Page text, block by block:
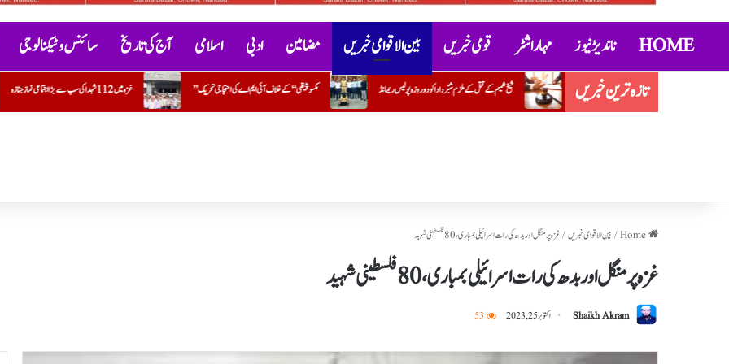
HOME ناندیڑ نیوز مہاراشٹر قومی خبریں بین الاقوامی خبریں مضامین ادبی اسلامی آج کی تاریخ سائنس و ٹیکنالوجی
تازہ ترین خبریں پیغامِ رحمتِ عالمﷺ اور نسوانی جنین کشی: غزہ میں 112 شہدا کی سب سے بڑا اجتماعی نماز جنازہ ’’مکسوپیتھی‘‘ کے خلاف آئی ایم اے کی احتجاجی تحریک شیخ شمیم کے قتل کے ملزم شبّر دادا کو دو روزہ پولیس ریمانڈ
/ بین الاقوامی خبریں/ غزہ پرمنگل اور بدھ کی رات اسرائیلی بمباری، 80 فلسطینی شہید
غزہ پرمنگل اور بدھ کی رات اسرائیلی بمباری، 80 فلسطینی شہید
Shaikh Akram اکتوبر 25, 2023 53